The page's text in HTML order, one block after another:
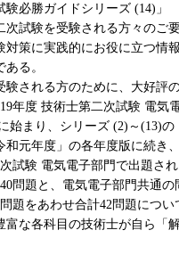
必勝ガイドシリーズ (14)」
次試験を受験される方々のご
対策に実践的にお役に立つ情報
る。
験される方のために、大好評
年度 技術士第二次試験 電気
始まり、シリーズ (2)～(13)の
和元年度」の各年度版に続き、
試験 電気電子部門で出題され
問題と、電気電子部門共通の
題をあわせ合計42問題につい
富な各科目の技術士が自ら「